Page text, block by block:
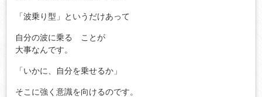
「波乗り型」というだけあって
自分の波に乗る ことが
大事なんです。
「いかに、自分を乗せるか」
そこに強く意識を向けるのです。